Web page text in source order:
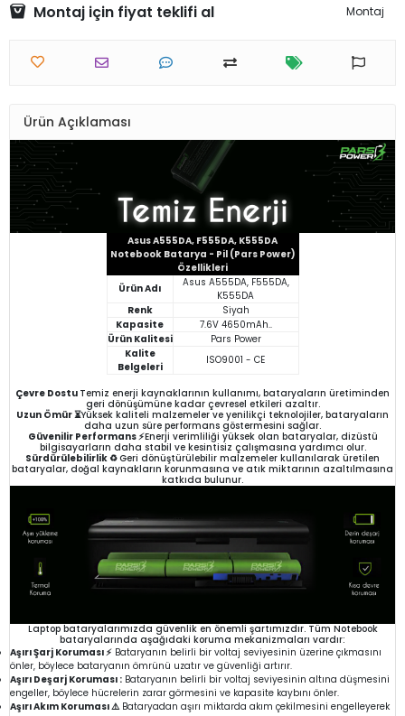
Montaj için fiyat teklifi al Montaj
Ürün Açıklaması
Asus A555DA, F555DA, K555DA
Notebook Batarya - Pil (Pars Power)
Özellikleri
Ürün Adı
Asus A555DA, F555DA,
K555DA
Renk
Siyah
Kapasite
7.6V 4650mAh..
Ürün Kalitesi
Pars Power
Kalite
Belgeleri
ISO9001 - CE
Çevre Dostu Temiz enerji kaynaklarının kullanımı, bataryaların üretiminden
geri dönüşümüne kadar çevresel etkileri azaltır.
Uzun Ömür ⏳Yüksek kaliteli malzemeler ve yenilikçi teknolojiler, bataryaların
daha uzun süre performans göstermesini sağlar.
Güvenilir Performans ⚡Enerji verimliliği yüksek olan bataryalar, dizüstü
bilgisayarların daha stabil ve kesintisiz çalışmasına yardımcı olur.
Sürdürülebilirlik ♻️Geri dönüştürülebilir malzemeler kullanılarak üretilen
bataryalar, doğal kaynakların korunmasına ve atık miktarının azaltılmasına
katkıda bulunur.
Laptop bataryalarımızda güvenlik en önemli şartımızdır. Tüm Notebook
bataryalarında aşağıdaki koruma mekanizmaları vardır:
Aşırı Şarj Koruması ⚡ Bataryanın belirli bir voltaj seviyesinin üzerine çıkmasını
önler, böylece bataryanın ömrünü uzatır ve güvenliği artırır.
Aşırı Deşarj Koruması : Bataryanın belirli bir voltaj seviyesinin altına düşmesini
engeller, böylece hücrelerin zarar görmesini ve kapasite kaybını önler.
Aşırı Akım Koruması ⚠️Bataryadan aşırı miktarda akım çekilmesini engelleyerek